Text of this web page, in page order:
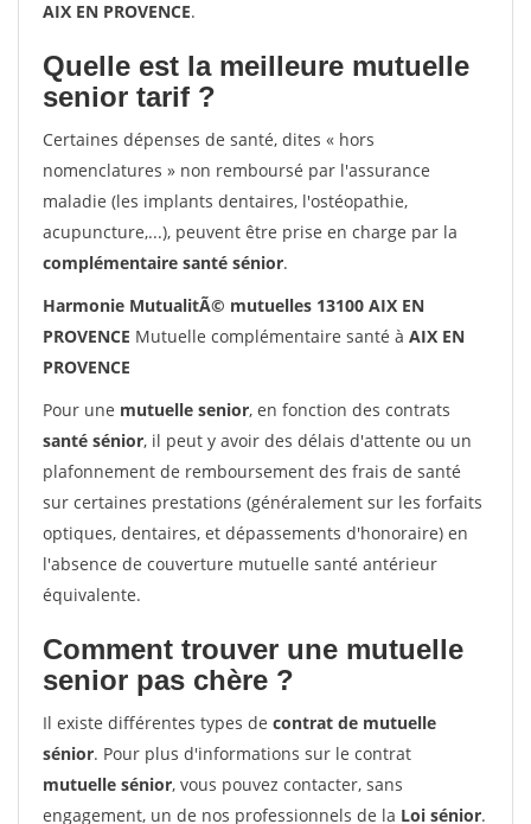
AIX EN PROVENCE.
Quelle est la meilleure mutuelle
senior tarif ?
Certaines dépenses de santé, dites « hors
nomenclatures » non remboursé par l'assurance
maladie (les implants dentaires, l'ostéopathie,
acupuncture,...), peuvent être prise en charge par la
complémentaire santé sénior.
Harmonie MutualitÃ© mutuelles 13100 AIX EN
PROVENCE Mutuelle complémentaire santé à AIX EN
PROVENCE
Pour une mutuelle senior, en fonction des contrats
santé sénior, il peut y avoir des délais d'attente ou un
plafonnement de remboursement des frais de santé
sur certaines prestations (généralement sur les forfaits
optiques, dentaires, et dépassements d'honoraire) en
l'absence de couverture mutuelle santé antérieur
équivalente.
Comment trouver une mutuelle
senior pas chère ?
Il existe différentes types de contrat de mutuelle
sénior. Pour plus d'informations sur le contrat
mutuelle sénior, vous pouvez contacter, sans
engagement, un de nos professionnels de la Loi sénior.